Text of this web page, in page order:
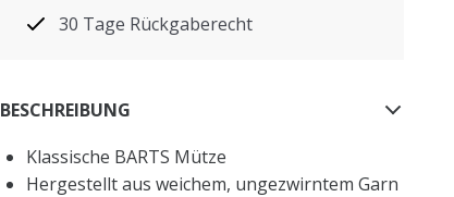
30 Tage Rückgaberecht
BESCHREIBUNG
Klassische BARTS Mütze
Hergestellt aus weichem, ungezwirntem Garn